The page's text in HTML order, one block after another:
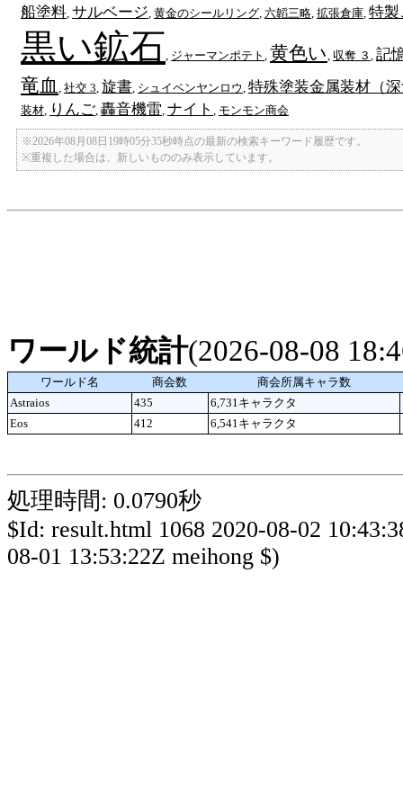
船塗料 サルベージ 黄金のシールリング 六韜三略 拡張倉庫 特製
黒い鉱石 ジャーマンポテト 黄色い 収奪 ３ 記
竜血 社交 3 旋書 シュイペンヤンロウ 特殊塗装金属装材（
装材 りんご, 轟音機雷 ナイト モンモン商会
※2026年08月08日19時05分35秒時点の最新の検索キーワード履歴です。
※重複した場合は、新しいもののみ表示しています。
ワールド統計(2026-08-08
ワールド名 商会数
商会所属キャラ数
Astraios
435 6,731キャラクタ
Eos
412 6,541キャラクタ
処理時間: 0.0790秒
$Id: result.html 1068 2020-08-02
08-01 13:53:22Z meihong $)